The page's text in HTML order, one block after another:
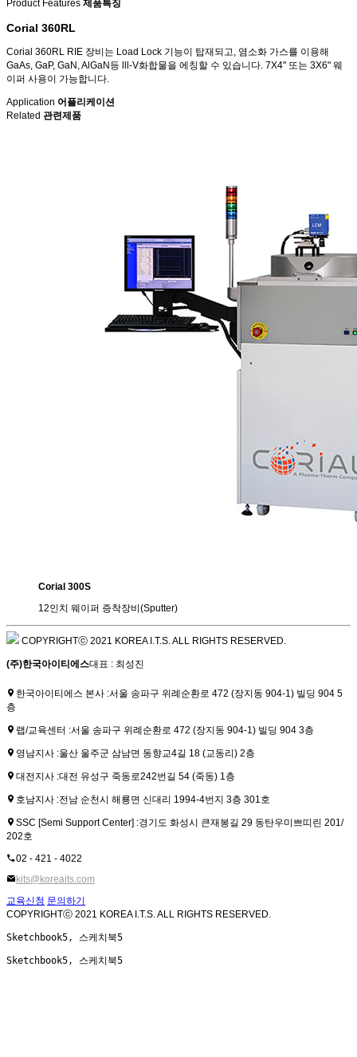
Product Features 제품특징
Corial 360RL
Corial 360RL RIE 장비는 Load Lock 기능이 탑재되고, 염소화 가스를 이용해
GaAs, GaP, GaN, AlGaN등 lll-V화합물을 에칭할 수 있습니다. 7X4" 또는 3X6" 웨
이퍼 사용이 가능합니다.
Application 어플리케이션
Related 관련제품
Corial 300S
12인치 웨이퍼 증착장비(Sputter)
COPYRIGHTⓒ 2021 KOREA I.T.S. ALL RIGHTS RESERVED.
(주)한국아이티에스대표 : 최성진
한국아이티에스 본사 :서울 송파구 위례순환로 472 (장지동 904-1) 빌딩 904 5
층
랩/교육센터 :서울 송파구 위례순환로 472 (장지동 904-1) 빌딩 904 3층
영남지사 :울산 울주군 삼남면 동향교4길 18 (교동리) 2층
대전지사 :대전 유성구 죽동로242번길 54 (죽동) 1층
호남지사 :전남 순천시 해룡면 신대리 1994-4번지 3층 301호
SSC [Semi Support Center] :경기도 화성시 큰재봉길 29 동탄우미쁘띠린 201/
202호
02 - 421 - 4022
kits@koreaits.com
교육신청 문의하기
COPYRIGHTⓒ 2021 KOREA I.T.S. ALL RIGHTS RESERVED.
Sketchbook5, 스케치북5
Sketchbook5, 스케치북5